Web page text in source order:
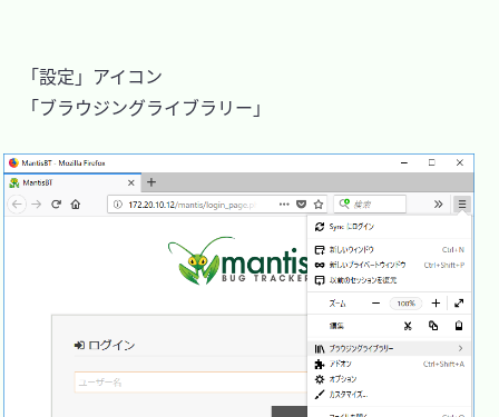
「設定」アイコン
「ブラウジングライブラリー」